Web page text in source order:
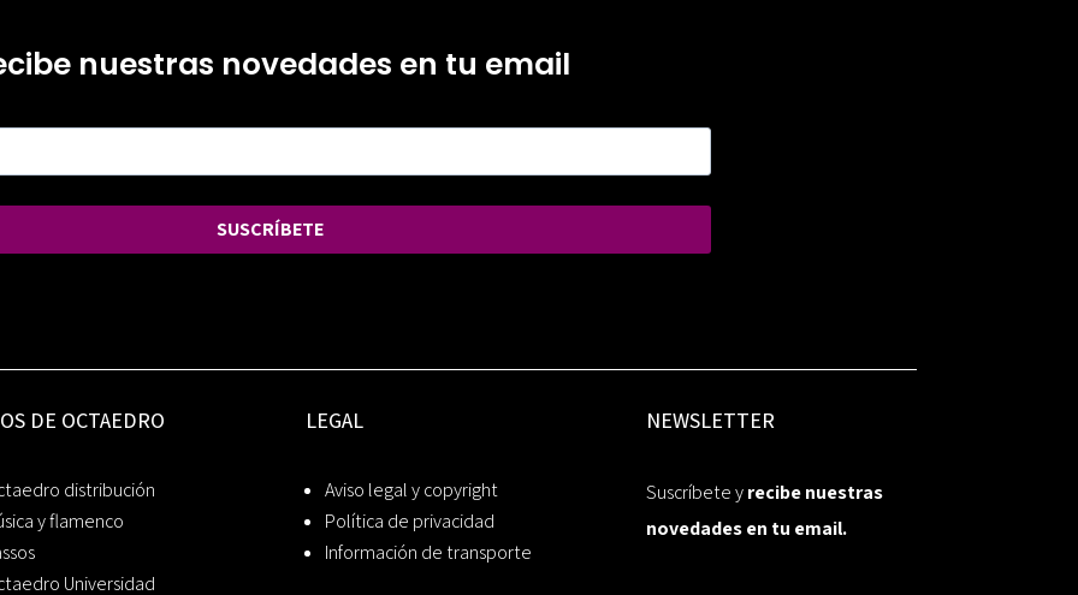
nuestras novedades en tu email
SUSCRÍBETE
DE OCTAEDRO
distribución
y flamenco
Universidad
LEGAL
Aviso legal y copyright
Política de privacidad
Información de transporte
NEWSLETTER
Suscríbete yrecibe nuestras
novedades en tu email.